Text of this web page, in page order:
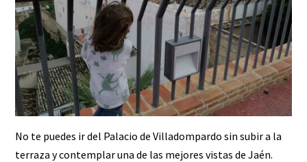
No te puedes ir del Palacio de Villadompardo sin subir a la
terraza y contemplar una de las mejores vistas de Jaén.